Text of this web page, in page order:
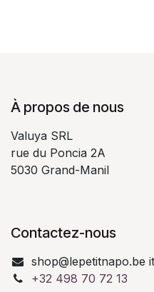
À propos de nous
Valuya SRL
rue du Poncia 2A
5030 Grand-Manil
Contactez-nous
shop@lepetitnapo.be
+32 498 70 72 13